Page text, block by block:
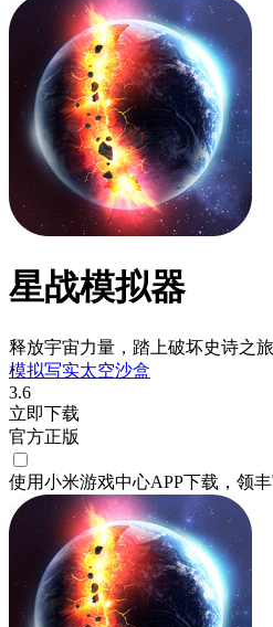
星战模拟器
释放宇宙力量，踏上破坏史诗之旅
模拟写实太空沙盒
3.6
立即下载
官方正版
使用小米游戏中心APP下载 ，领